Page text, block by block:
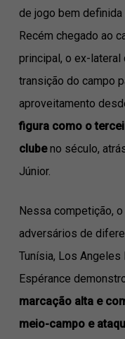
de jogo bem
Recém chegado ao
principal, o ex-lateral
transição do campo
aproveitamento
figura como o
clubeno século,
Júnior.
Nessa competição,
adversários de
Tunísia, Los Angeles
Espérance
marcação alta e
meio-campo e